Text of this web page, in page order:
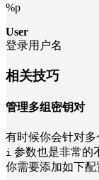
%p
User
登录用户名
相关技巧
管理多组密钥对
有时候你会针对
i 参数也是非常的
你需要添加如下配